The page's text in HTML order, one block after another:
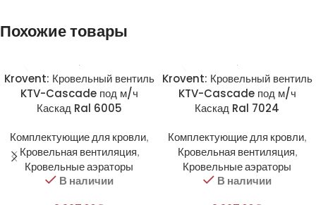
Похожие товары
Krovent: Кровельный вентиль
KTV-Cascade под м/ч
Каскад Ral 6005
Комплектующие для кровли,
Кровельная вентиляция,
Кровельные аэраторы
В наличии
Krovent: Кровельный вентиль
KTV-Cascade под м/ч
Каскад Ral 7024
Комплектующие для кровли,
Кровельная вентиляция,
Кровельные аэраторы
В наличии